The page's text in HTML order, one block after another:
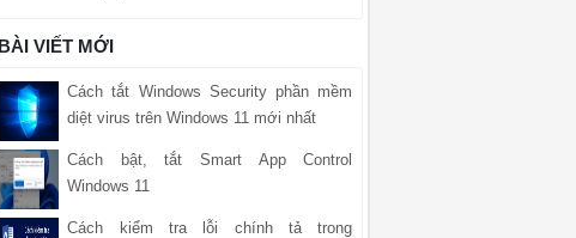
BÀI VIẾT MỚI
Cách tắt Windows Security phần mềm
diệt virus trên Windows 11 mới nhất
Cách bật, tắt Smart App Control
Windows 11
Cách kiểm tra lỗi chính tả trong